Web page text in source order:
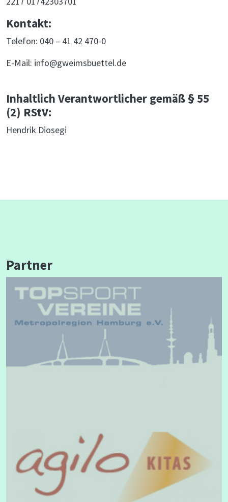
Kontakt:
Telefon: 040 – 41 42 470-0
E-Mail: info@gweimsbuettel.de
Inhaltlich Verantwortlicher gemäß § 55
(2) RStV:
Hendrik Diosegi
Partner